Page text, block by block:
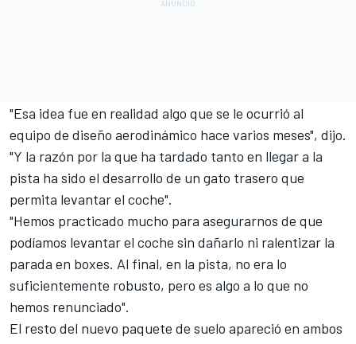
"Esa idea fue en realidad algo que se le ocurrió al
equipo de diseño aerodinámico hace varios meses", dijo.
"Y la razón por la que ha tardado tanto en llegar a la
pista ha sido el desarrollo de un gato trasero que
permita levantar el coche".
"Hemos practicado mucho para asegurarnos de que
podíamos levantar el coche sin dañarlo ni ralentizar la
parada en boxes. Al final, en la pista, no era lo
suficientemente robusto, pero es algo a lo que no
hemos renunciado".
El resto del nuevo paquete de suelo apareció en ambos